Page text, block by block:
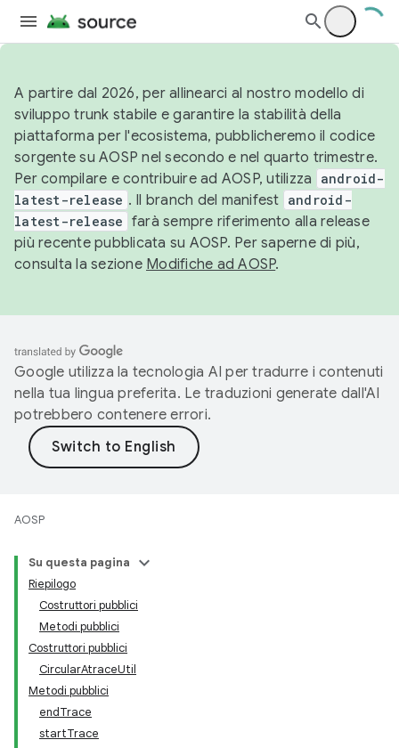
A partire dal 2026, per allinearci al nostro modello di
sviluppo trunk stabile e garantire la stabilità della
piattaforma per l'ecosistema, pubblicheremo il codice
sorgente su AOSP nel secondo e nel quarto trimestre.
Per compilare e contribuire ad AOSP, utilizza
android-
latest-release . Il branch del manifest android-
latest-release farà sempre riferimento alla release
più recente pubblicata su AOSP. Per saperne di più,
consulta la sezione Modifiche ad AOSP.
Google utilizza la tecnologia AI per tradurre i contenuti
nella tua lingua preferita. Le traduzioni generate dall'AI
potrebbero contenere errori.
AOSP
Su questa pagina
Riepilogo
Costruttori pubblici
Metodi pubblici
Costruttori pubblici
CircularAtraceUtil
Metodi pubblici
endTrace
startTrace